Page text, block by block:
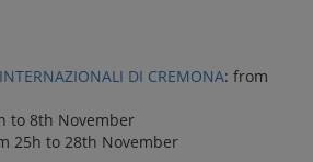
DI CREMONA: from
to 8th November
25h to 28th November